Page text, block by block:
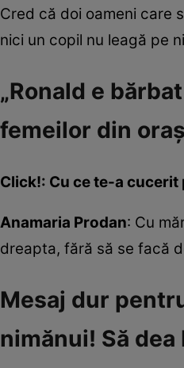
Cred că doi oameni care
nici un copil nu leagă pe
„Ronald e
femeilor din
Click!: Cu ce te-a cucerit
Anamaria Prodan: Cu
dreapta, fără să se facă
Mesaj dur
nimănui! Să